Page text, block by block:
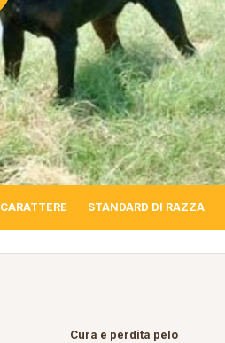
CARATTERE STANDARD DI RAZZA
Cura e perdita pelo